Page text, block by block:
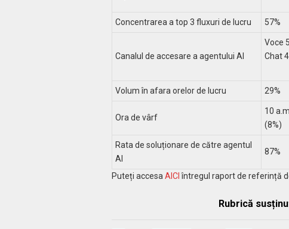
Concentrarea a top 3 fluxuri de lucru 57%
Canalul de accesare a agentului AI
Voce
Chat
Volum în afara orelor de lucru 29%
Ora de vârf
10 a.m.
(8%)
Rata de soluționare de către agentul
AI
87%
Puteți accesa AICIîntregul raport de referință
Rubrică